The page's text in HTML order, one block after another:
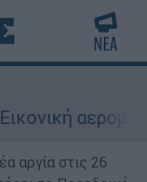
αργία στις 26